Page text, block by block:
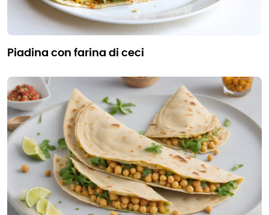
piadina con farina di ceci